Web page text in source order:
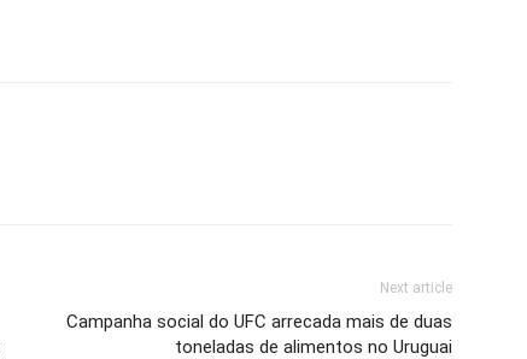
Next article
Campanha social do UFC arrecada mais de duas
toneladas de alimentos no Uruguai